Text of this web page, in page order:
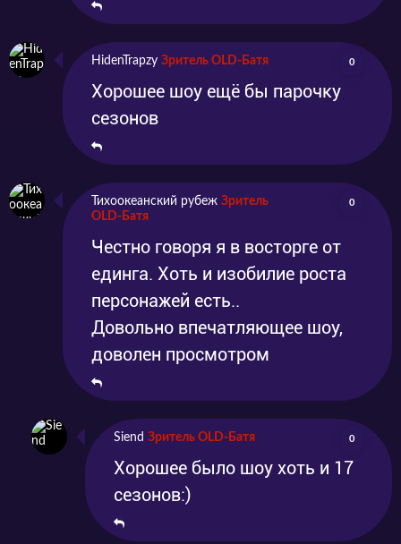
HidenTrapzy Зритель OLD-Батя 0
Хорошее шоу ещё бы парочку
сезонов
Тихоокеанский рубеж Зритель
OLD-Батя
0
Честно говоря я в восторге от
единга. Хоть и изобилие роста
персонажей есть..
Довольно впечатляющее шоу,
доволен просмотром
Siend Зритель OLD-Батя 0
Хорошее было шоу хоть и 17
сезонов:)